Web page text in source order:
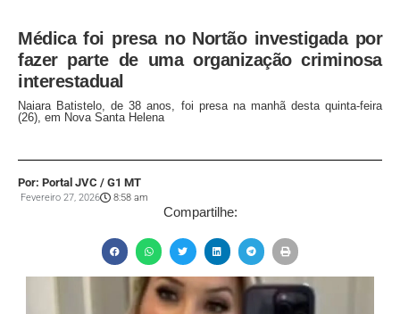
Médica foi presa no Nortão investigada por
fazer parte de uma organização criminosa
interestadual
Naiara Batistelo, de 38 anos, foi presa na manhã desta quinta-feira
(26), em Nova Santa Helena
Por: Portal JVC / G1 MT
Fevereiro 27, 2026 8:58 am
Compartilhe: